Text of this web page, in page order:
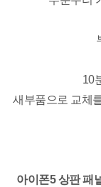
10
새부품으로 교체
아이폰5 상판 패